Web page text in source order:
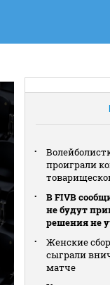
проиграли
В FIVB
не будут
решения не
Женские
сыграли
матче